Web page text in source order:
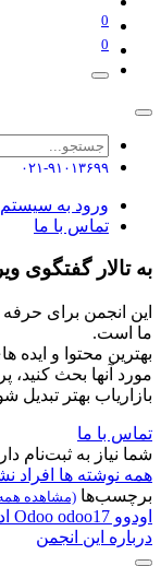
0
0
۰۲۱-۹۱۰۱۳۶۹۹
ورود به سیستم
تماس با ما
به تالار گفتگوی
این انجمن برای
ما است.
بهترین محتوا و ایده
مورد آنها بحث کنید،
بازاریاب بهتر تبدیل
تماس با ما
شما نیاز به ثبت‌نام
همه نوشته ها افراد
برچسب‌ها (مشاهده
اودوو Odoo odoo17
درباره این انجمن